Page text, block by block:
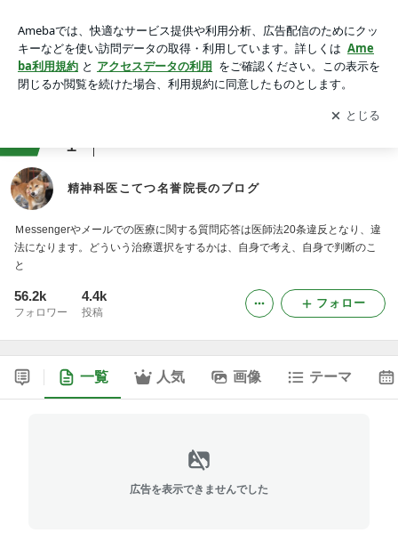
アプリをダウンロードして ブログの更新通知
を受け取りまし
ょう。
開く
1
精神科医こてつ名誉院長のブログ
Ｍessengerやメールでの医療に関する質問応答は医師法20条違反となり、違
法になります。どういう治療選択をするかは、自身で考え、自身で判断のこ
と
56.2k
フォロワー
4.4k
投稿
フォロー
一覧 人気 画像 テーマ
広告を表示できませんでした